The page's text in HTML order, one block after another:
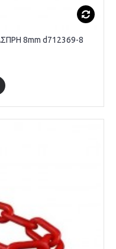
8mm d712369-8